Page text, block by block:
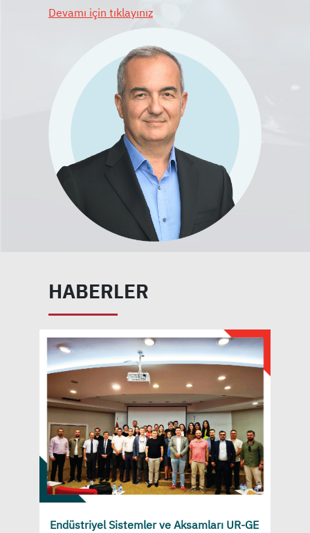
Devamı için tıklayınız
HABERLER
Endüstriyel Sistemler ve Aksamları UR-GE